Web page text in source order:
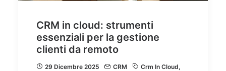
CRM in cloud: strumenti
essenziali per la gestione
clienti da remoto
29 Dicembre 2025 CRM Crm In Cloud,